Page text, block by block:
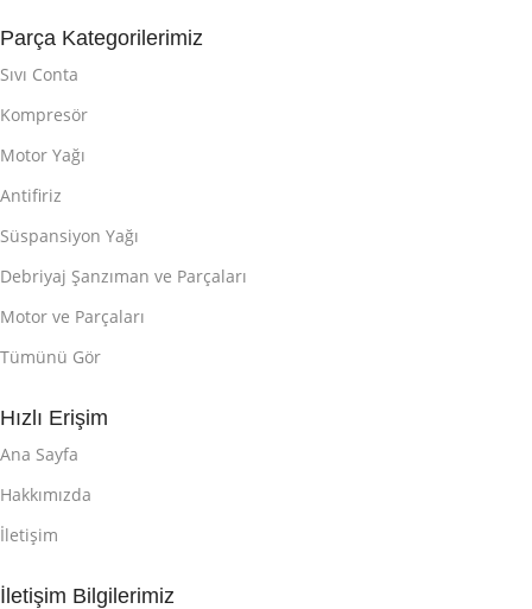
Parça Kategorilerimiz
Sıvı Conta
Kompresör
Motor Yağı
Antifiriz
Süspansiyon Yağı
Debriyaj Şanzıman ve Parçaları
Motor ve Parçaları
Tümünü Gör
Hızlı Erişim
Ana Sayfa
Hakkımızda
İletişim
İletişim Bilgilerimiz